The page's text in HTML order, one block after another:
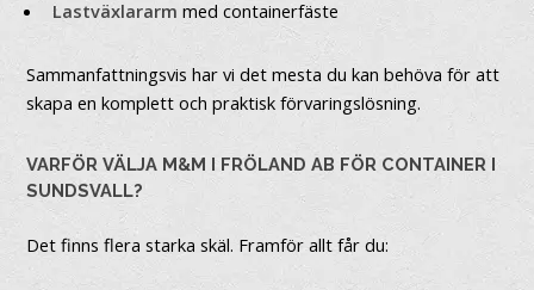
Lastväxlararm med containerfäste
Sammanfattningsvis har vi det mesta du kan behöva för att
skapa en komplett och praktisk förvaringslösning.
VARFÖR VÄLJA M&M I FRÖLAND AB FÖR CONTAINER I
SUNDSVALL?
Det finns flera starka skäl. Framför allt får du: